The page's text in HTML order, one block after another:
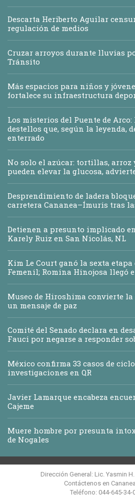
Descarta Heriberto Aguilar
regulación de medios
Cruzar arroyos durante lluvias
Tránsito
Más espacios para niños y
fortalece su infraestructura
Los misterios del Puente de
destellos que, según la leyenda,
enterrado
No solo el azúcar: tortillas, arroz
pueden elevar la glucosa,
Desprendimiento de ladera
carretera Cananea–Ímuris tras
Detienen a presunto implicado
Karely Ruiz en San Nicolás, NL
Kim Le Court ganó la sexta
Femenil; Romina Hinojosa llegó
Museo de Hiroshima convierte
un mensaje de paz
Comité del Senado declara en
Fauci por negarse a responder
México confirma 33 casos de
investigaciones en QR
Javier Lamarque encabeza
Cajeme
Muere hombre por presunta
de Nogales
Dirección General: Lic. Yasmin
Contáctenos en
Teléfono: 044-645-34-